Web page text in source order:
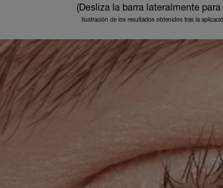
(Desliza la barra lateralmente
Ilustración de los resultados obtenidos tras la